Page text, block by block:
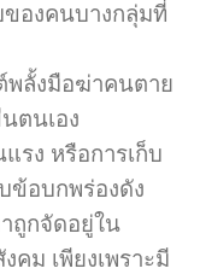
องคนบางกลุ่มที่
ลั้งมือฆ่าคนตาย
ตนเอง
รง หรือการเก็บ
ข้อบกพร่องดัง
าถูกจัดอยู่ใน
คม เพียงเพราะมี